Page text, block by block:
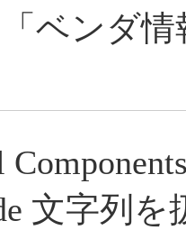
ベンダ
文字列